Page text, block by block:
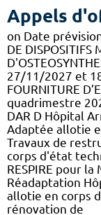
Appels
on Date
DE DISPOSITIFS
27/11/2027 et
FOURNITURE
quadrimestre
DAR D Hôpital
Adaptée allotie
Travaux de
corps d'état
RESPIRE pour
Réadaptation
allotie en corps
rénovation de